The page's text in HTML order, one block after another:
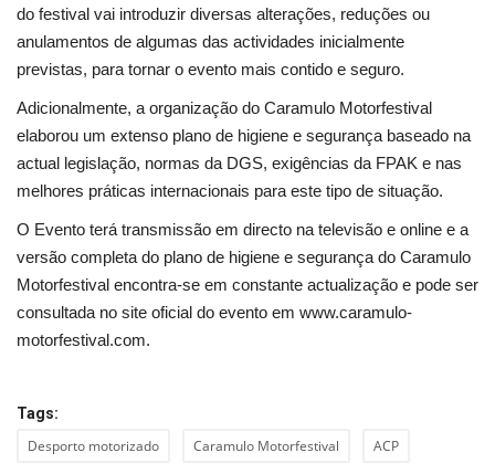
do festival vai introduzir diversas alterações, reduções ou
anulamentos de algumas das actividades inicialmente
previstas, para tornar o evento mais contido e seguro.
Adicionalmente, a organização do Caramulo Motorfestival
elaborou um extenso plano de higiene e segurança baseado na
actual legislação, normas da DGS, exigências da FPAK e nas
melhores práticas internacionais para este tipo de situação.
O Evento terá transmissão em directo na televisão e online e a
versão completa do plano de higiene e segurança do Caramulo
Motorfestival encontra-se em constante actualização e pode ser
consultada no site oficial do evento em www.caramulo-
motorfestival.com.
Tags:
Desporto motorizado Caramulo Motorfestival ACP